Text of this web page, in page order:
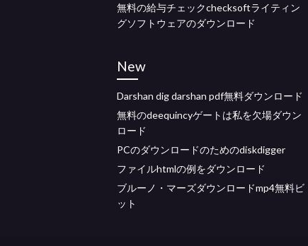
無料の給与チェックchecksoftライティン
グソフトウェアのダウンロード
New
Darshan dig darshan pdf無料ダウンロード
無料のdeequincyゲートは私を欠場ダウン
ロード
PCのダウンロードのためのdiskdigger
ファイルhtmlの例をダウンロード
ブルーノ・マーズダウンロードmp4無料ビ
ット